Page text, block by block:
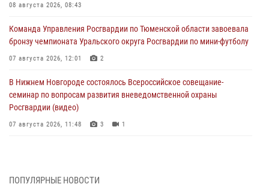
08 августа 2026, 08:43
Команда Управления Росгвардии по Тюменской области завоевала
бронзу чемпионата Уральского округа Росгвардии по мини-футболу
07 августа 2026, 12:01 2
В Нижнем Новгороде состоялось Всероссийское совещание-
семинар по вопросам развития вневедомственной охраны
Росгвардии (видео)
07 августа 2026, 11:48 3 1
07 августа 2026, 10:57 5
ПОПУЛЯРНЫЕ НОВОСТИ